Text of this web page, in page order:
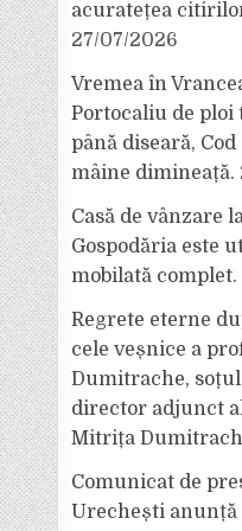
acuratețea
27/07/2026
Vremea în
Portocaliu de ploi
până diseară,
mâine dimineață.
Casă de vânzare
Gospodăria este
mobilată complet.
Regrete eterne
cele veșnice a
Dumitrache,
director adjunct
Mitrița
Comunicat de
Urechești anunță